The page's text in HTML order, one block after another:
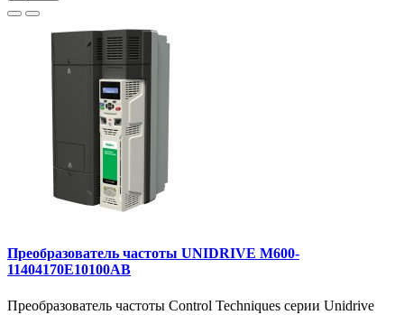
Преобразователь частоты UNIDRIVE M600-
11404170E10100AB
Преобразователь частоты Control Techniques серии Unidrive